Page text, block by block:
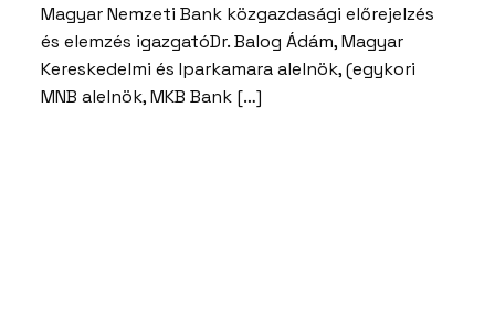
Magyar Nemzeti Bank közgazdasági előrejelzés
és elemzés igazgatóDr. Balog Ádám, Magyar
Kereskedelmi és Iparkamara alelnök, (egykori
MNB alelnök, MKB Bank […]